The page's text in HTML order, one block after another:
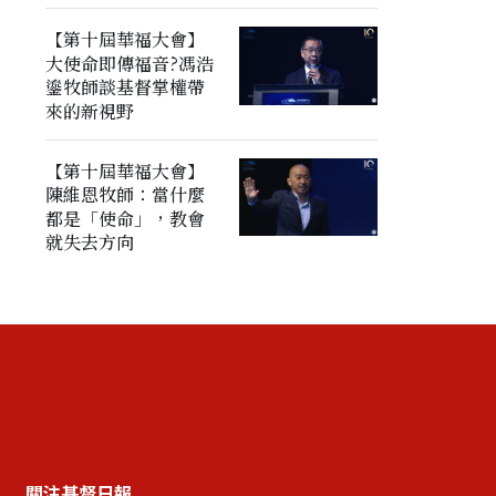
【第十屆華福大會】
大使命即傳福音?馮浩
鎏牧師談基督掌權帶
來的新視野
【第十屆華福大會】
陳維恩牧師：當什麼
都是「使命」，教會
就失去方向